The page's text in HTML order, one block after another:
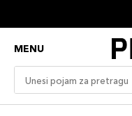
MENU